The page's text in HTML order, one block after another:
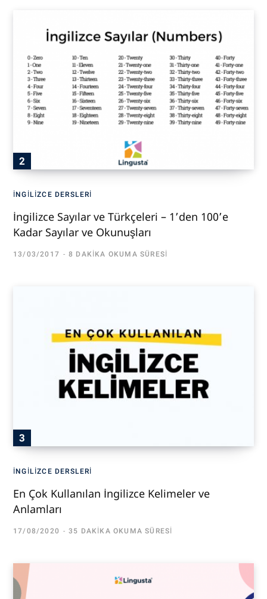
İNGILIZCE DERSLERI
İngilizce Sayılar ve Türkçeleri – 1’den 100’e
Kadar Sayılar ve Okunuşları
13/03/2017 8 DAKIKA OKUMA SÜRESI
İNGILIZCE DERSLERI
En Çok Kullanılan İngilizce Kelimeler ve
Anlamları
17/08/2020 35 DAKIKA OKUMA SÜRESI